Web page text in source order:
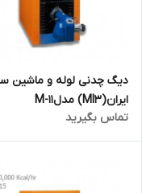
دیگ چدنی لوله و ماشین
ایران(MI3) مدلM-11
تماس بگیرید